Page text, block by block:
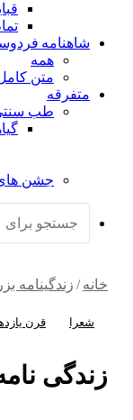
شاهنامه
همه
متن
متفرقه
طب سنتی
جشن های
خانه / زندگینامه
شعرا قرن یازدهم هجری
زندگی